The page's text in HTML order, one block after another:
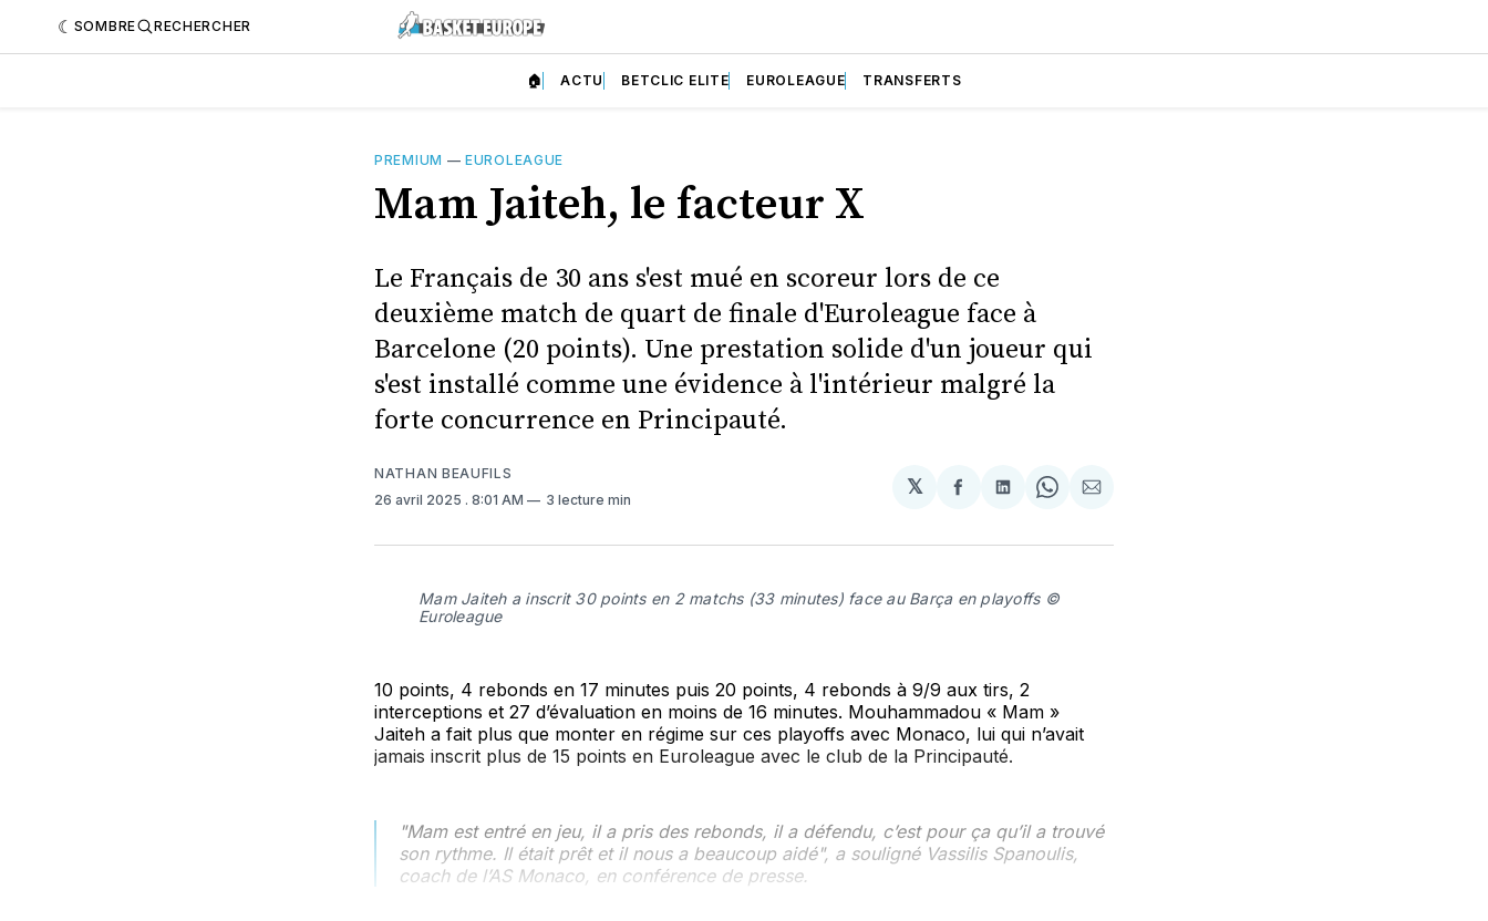
SOMBRE RECHERCHER
🏠 ACTU BETCLIC ELITE EUROLEAGUE TRANSFERTS
PREMIUM —EUROLEAGUE
Mam Jaiteh, le facteur X
Le Français de 30 ans s'est mué en scoreur lors de ce
deuxième match de quart de finale d'Euroleague face à
Barcelone (20 points). Une prestation solide d'un joueur qui
s'est installé comme une évidence à l'intérieur malgré la
forte concurrence en Principauté.
NATHAN BEAUFILS
26 avril 2025 . 8:01 AM 3 lecture min
𝕏
Partager
Facebook
Partager
LinkedIn
Share
WhatsApp
Partager
Courriel
Mam Jaiteh a inscrit 30 points en 2 matchs (33 minutes) face au Barça en playoffs ©
Euroleague
10 points, 4 rebonds en 17 minutes puis 20 points, 4 rebonds à 9/9 aux tirs, 2
interceptions et 27 d’évaluation en moins de 16 minutes. Mouhammadou « Mam »
Jaiteh a fait plus que monter en régime sur ces playoffs avec Monaco, lui qui n’avait
jamais inscrit plus de 15 points en Euroleague avec le club de la Principauté.
"Mam est entré en jeu, il a pris des rebonds, il a défendu, c’est pour ça qu’il a trouvé
son rythme. Il était prêt et il nous a beaucoup aidé", a souligné Vassilis Spanoulis,
coach de l’AS Monaco, en conférence de presse.